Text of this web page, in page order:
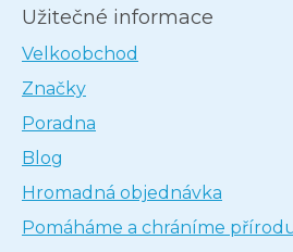
Užitečné informace
Velkoobchod
Značky
Poradna
Blog
Hromadná objednávka
Pomáháme a chráníme